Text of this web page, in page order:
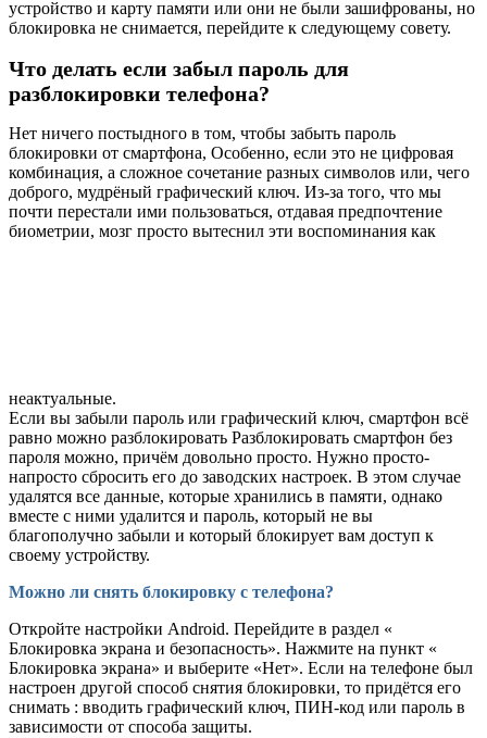
устройство и карту памяти или они не были зашифрованы, но
блокировка не снимается, перейдите к следующему совету.
Что делать если забыл пароль для
разблокировки телефона?
Нет ничего постыдного в том, чтобы забыть пароль
блокировки от смартфона, Особенно, если это не цифровая
комбинация, а сложное сочетание разных символов или, чего
доброго, мудрёный графический ключ. Из-за того, что мы
почти перестали ими пользоваться, отдавая предпочтение
биометрии, мозг просто вытеснил эти воспоминания как
неактуальные.
Если вы забыли пароль или графический ключ, смартфон всё
равно можно разблокировать Разблокировать смартфон без
пароля можно, причём довольно просто. Нужно просто-
напросто сбросить его до заводских настроек. В этом случае
удалятся все данные, которые хранились в памяти, однако
вместе с ними удалится и пароль, который не вы
благополучно забыли и который блокирует вам доступ к
своему устройству.
Можно ли снять блокировку с телефона?
Откройте настройки Android. Перейдите в раздел «
Блокировка экрана и безопасность». Нажмите на пункт «
Блокировка экрана» и выберите «Нет». Если на телефоне был
настроен другой способ снятия блокировки, то придётся его
снимать : вводить графический ключ, ПИН-код или пароль в
зависимости от способа защиты.